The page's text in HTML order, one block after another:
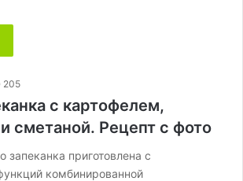
205
с картофелем,
сметаной. Рецепт с фото
запеканка приготовлена с
комбинированной